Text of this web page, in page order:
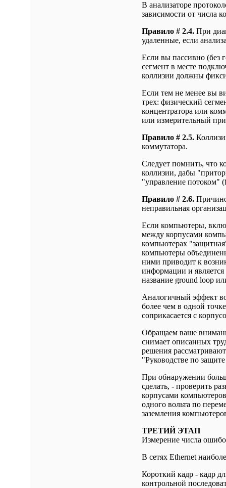
В анализаторе
зависимости от числа
Правило # 2.4. При
удаленные, если
Если вы пассивно (без
сегмент в месте
коллизии должны
Если тем не менее вы
трех: физический
концентратора или
или измерительный
Правило # 2.5.
коммутатора.
Следует помнить, что
коллизии, дабы
"управление потоком"
Правило # 2.6.
неправильная
Если компьютеры,
между корпусами
компьютерах
компьютеры
ними приводит к
информации и
название ground loop
Аналогичный эффект
более чем в одной
соприкасается с
Обращаем ваше
снимает описанных
решения
"Руководстве по
При обнаружении
сделать, - проверить
корпусами
одного вольта по
заземления
ТРЕТИЙ ЭТАП
Измерение числа
В сетях Ethernet
Короткий кадр - кадр
контрольной